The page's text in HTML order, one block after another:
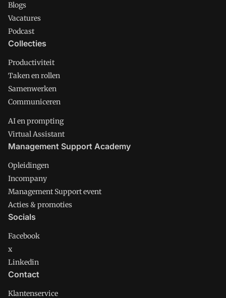
Blogs
Vacatures
Podcast
Collecties
Productiviteit
Taken en rollen
Samenwerken
Communiceren
AI en prompting
Virtual Assistant
Management Support Academy
Opleidingen
Incompany
Management Support event
Acties & promoties
Socials
Facebook
x
Linkedin
Contact
Klantenservice